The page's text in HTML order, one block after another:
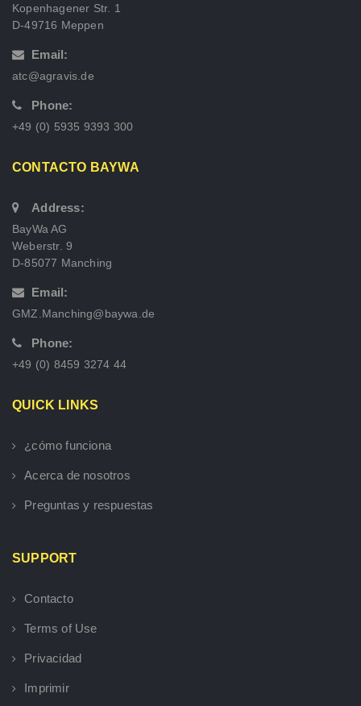
Kopenhagener Str. 1
D-49716 Meppen
Email:
atc@agravis.de
Phone:
+49 (0) 5935 9393 300
CONTACTO BAYWA
Address:
BayWa AG
Weberstr. 9
D-85077 Manching
Email:
GMZ.Manching@baywa.de
Phone:
+49 (0) 8459 3274 44
QUICK LINKS
¿cómo funciona
Acerca de nosotros
Preguntas y respuestas
SUPPORT
Contacto
Terms of Use
Privacidad
Imprimir